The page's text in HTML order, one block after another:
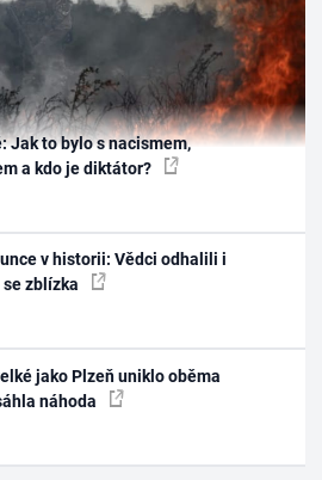
Jak to bylo s nacismem,
a kdo je diktátor?
v historii: Vědci odhalili i
zblízka
jako Plzeň uniklo oběma
náhoda